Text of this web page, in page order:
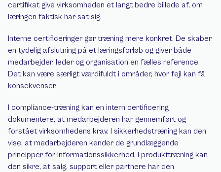
certifikat give virksomheden et langt bedre billede af, om
læringen faktisk har sat sig.
Interne certificeringer gør træning mere konkret. De skaber
en tydelig afslutning på et læringsforløb og giver både
medarbejder, leder og organisation en fælles reference.
Det kan være særligt værdifuldt i områder, hvor fejl kan få
konsekvenser.
I compliance-træning kan en intern certificering
dokumentere, at medarbejderen har gennemført og
forstået virksomhedens krav. I sikkerhedstræning kan den
vise, at medarbejderen kender de grundlæggende
principper for informationssikkerhed. I produkttræning kan
den sikre, at salg, support eller partnere har den